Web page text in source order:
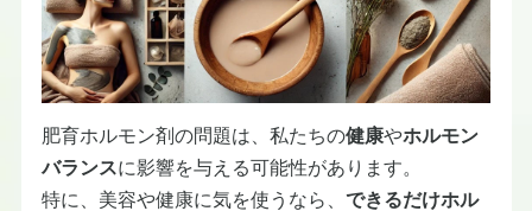
肥育ホルモン剤の問題は、私たちの健康やホルモン
バランスに影響を与える可能性があります。
特に、美容や健康に気を使うなら、 できるだけホル